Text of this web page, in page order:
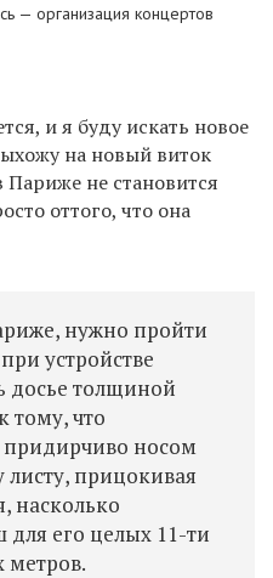
— организация концертов
и я буду искать новое
на новый виток
не становится
оттого, что она
нужно пройти
устройстве
досье толщиной
тому, что
придирчиво носом
листу, прицокивая
насколько
его целых 11-ти
метров.